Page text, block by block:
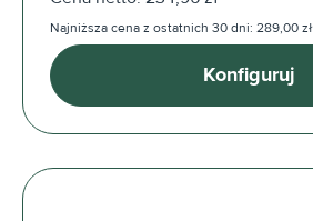
Najniższa cena z ostatnich 30 dni: 289,00 zł
Konfiguruj